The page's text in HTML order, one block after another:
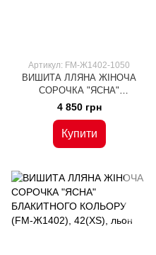
Артикул: FM-Ж1402-1050
ВИШИТА ЛЛЯНА ЖІНОЧА
СОРОЧКА "ЯСНА"
БЛАКИТНОГО КОЛЬОРУ (FM-
Ж1402), 42(XS), льон
4 850 грн
Купити